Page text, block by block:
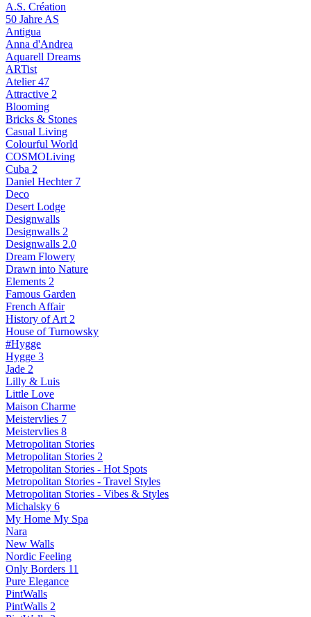
A.S. Création
50 Jahre AS
Antigua
Anna d'Andrea
Aquarell Dreams
ARTist
Atelier 47
Attractive 2
Blooming
Bricks & Stones
Casual Living
Colourful World
COSMOLiving
Cuba 2
Daniel Hechter 7
Deco
Desert Lodge
Designwalls
Designwalls 2
Designwalls 2.0
Dream Flowery
Drawn into Nature
Elements 2
Famous Garden
French Affair
History of Art 2
House of Turnowsky
#Hygge
Hygge 3
Jade 2
Lilly & Luis
Little Love
Maison Charme
Meistervlies 7
Meistervlies 8
Metropolitan Stories
Metropolitan Stories 2
Metropolitan Stories - Hot Spots
Metropolitan Stories - Travel Styles
Metropolitan Stories - Vibes & Styles
Michalsky 6
My Home My Spa
Nara
New Walls
Nordic Feeling
Only Borders 11
Pure Elegance
PintWalls
PintWalls 2